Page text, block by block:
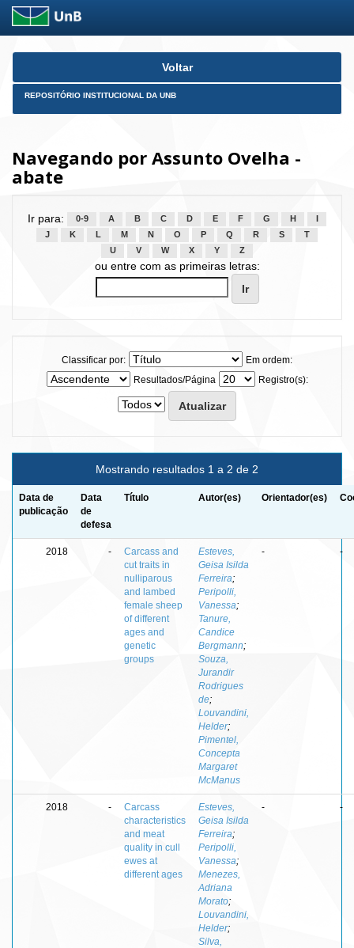
Skip
Voltar
REPOSITÓRIO INSTITUCIONAL DA UNB
Navegando por Assunto Ovelha -
abate
Ir para: 0-9 A B C D E F G H
J
K L M N O P Q R S
T
U
V W X Y Z
ou entre com as primeiras letras:
Classificar por:
Em ordem:
Resultados/Página
Registro(s):
Mostrando resultados 1 a 2 de 2
Data de
publicação
Data
de
defesa
Título Autor(es) Orientador(es)
2018 -
Carcass and
cut traits in
nulliparous
and lambed
female sheep
of different
ages and
genetic
groups
Esteves,
Geisa Isilda
Ferreira;
Peripolli,
Vanessa;
Tanure,
Candice
Bergmann;
Souza,
Jurandir
Rodrigues
de;
Louvandini,
Helder;
Pimentel,
Concepta
Margaret
McManus
- -
2018 -
Carcass
characteristics
and meat
quality in cull
ewes at
different ages
Esteves,
Geisa Isilda
Ferreira;
Peripolli,
Vanessa;
Menezes,
Adriana
Morato;
Louvandini,
Helder;
Silva,
- -